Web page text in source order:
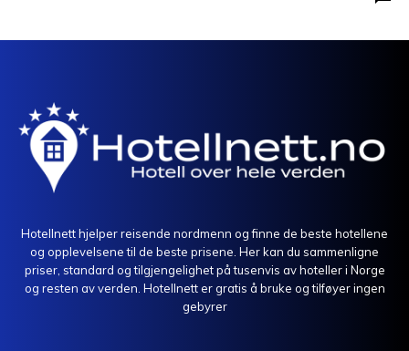
Hotellnett hjelper reisende nordmenn og finne de beste hotellene
og opplevelsene til de beste prisene. Her kan du sammenligne
priser, standard og tilgjengelighet på tusenvis av hoteller i Norge
og resten av verden. Hotellnett er gratis å bruke og tilføyer ingen
gebyrer